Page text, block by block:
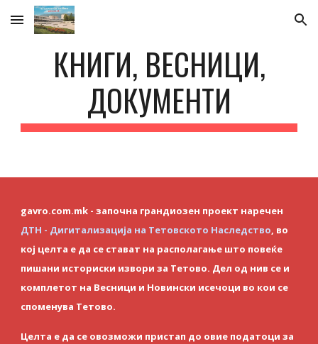
Skip to main content Skip to navigation
КНИГИ, ВЕСНИЦИ,
ДОКУМЕНТИ
gavro.com.mk - започна грандиозен проект наречен
ДТН - Дигитализација на Тетовското Наследство, во
кој целта е да се стават на располагање што повеќе
пишани историски извори за Тетово. Дел од нив се и
комплетот на Весници и Новински исечоци во кои се
споменува Тетово.
Целта е да се овозможи пристап до овие податоци за